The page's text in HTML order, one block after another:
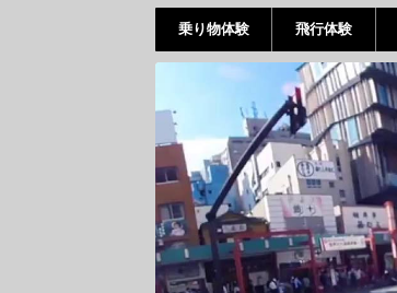
乗り物体験 飛行体験